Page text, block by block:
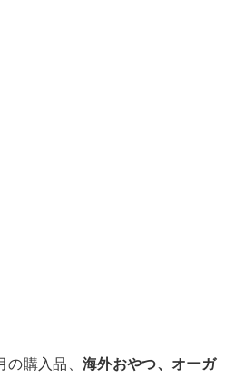
購入品、 海外おやつ、オーガ